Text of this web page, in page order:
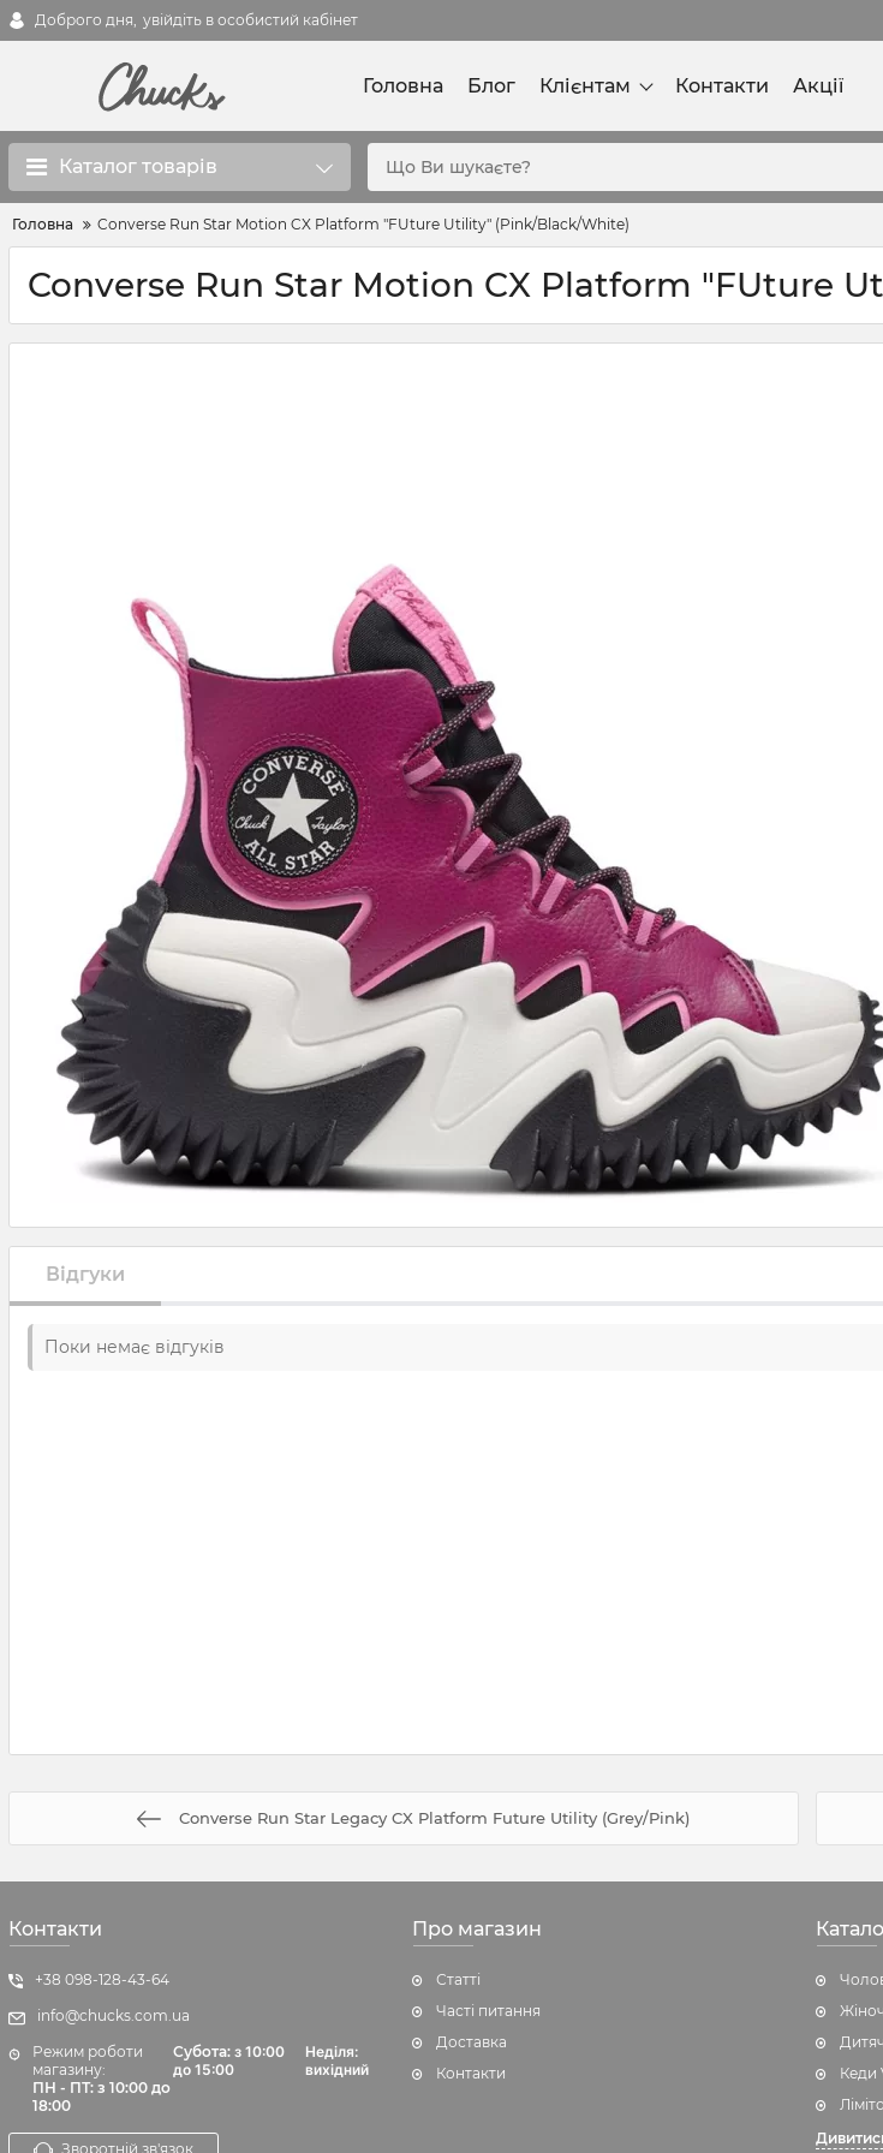
Доброго дня, увійдіть в особистий кабінет
Головна Блог Клієнтам Контакти Акції
Каталог товарів
Головна Converse Run Star Motion CX Platform "FUture Utility" (Pink/Black/White)
Converse Run Star Motion CX Platform "FUture
Відгуки
Поки немає відгуків
Converse Run Star Legacy CX Platform Future Utility (Grey/Pink)
Контакти
+38 098-128-43-64
info@chucks.com.ua
Режим роботи
магазину:
ПН - ПТ: з 10:00 до
18:00
Субота:з 10:00
до 15:00
Неділя:
вихідний
Зворотній зв'язок
Про магазин
Статті
Часті питання
Доставка
Контакти
Кеди